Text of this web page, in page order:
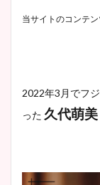
当サイトのコンテ
2022年3月でフ
った 久代萌美